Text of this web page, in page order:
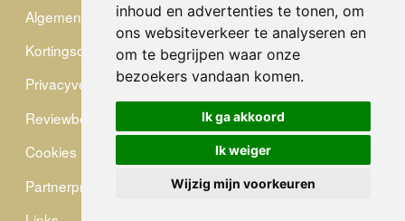
inhoud en advertenties te tonen, om
ons websiteverkeer te analyseren en
om te begrijpen waar onze
bezoekers vandaan komen.
Ik ga akkoord
Ik weiger
Wijzig mijn voorkeuren
Algemene Voorwaarden
Kortingscode
Privacyverklaring
Reviewbeleid
Cookies
Partnerprogramma